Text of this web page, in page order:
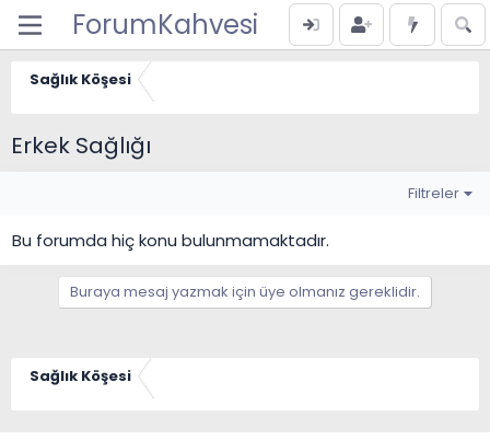
ForumKahvesi
Sağlık Köşesi
Erkek Sağlığı
Filtreler
Bu forumda hiç konu bulunmamaktadır.
Buraya mesaj yazmak için üye olmanız gereklidir.
Sağlık Köşesi